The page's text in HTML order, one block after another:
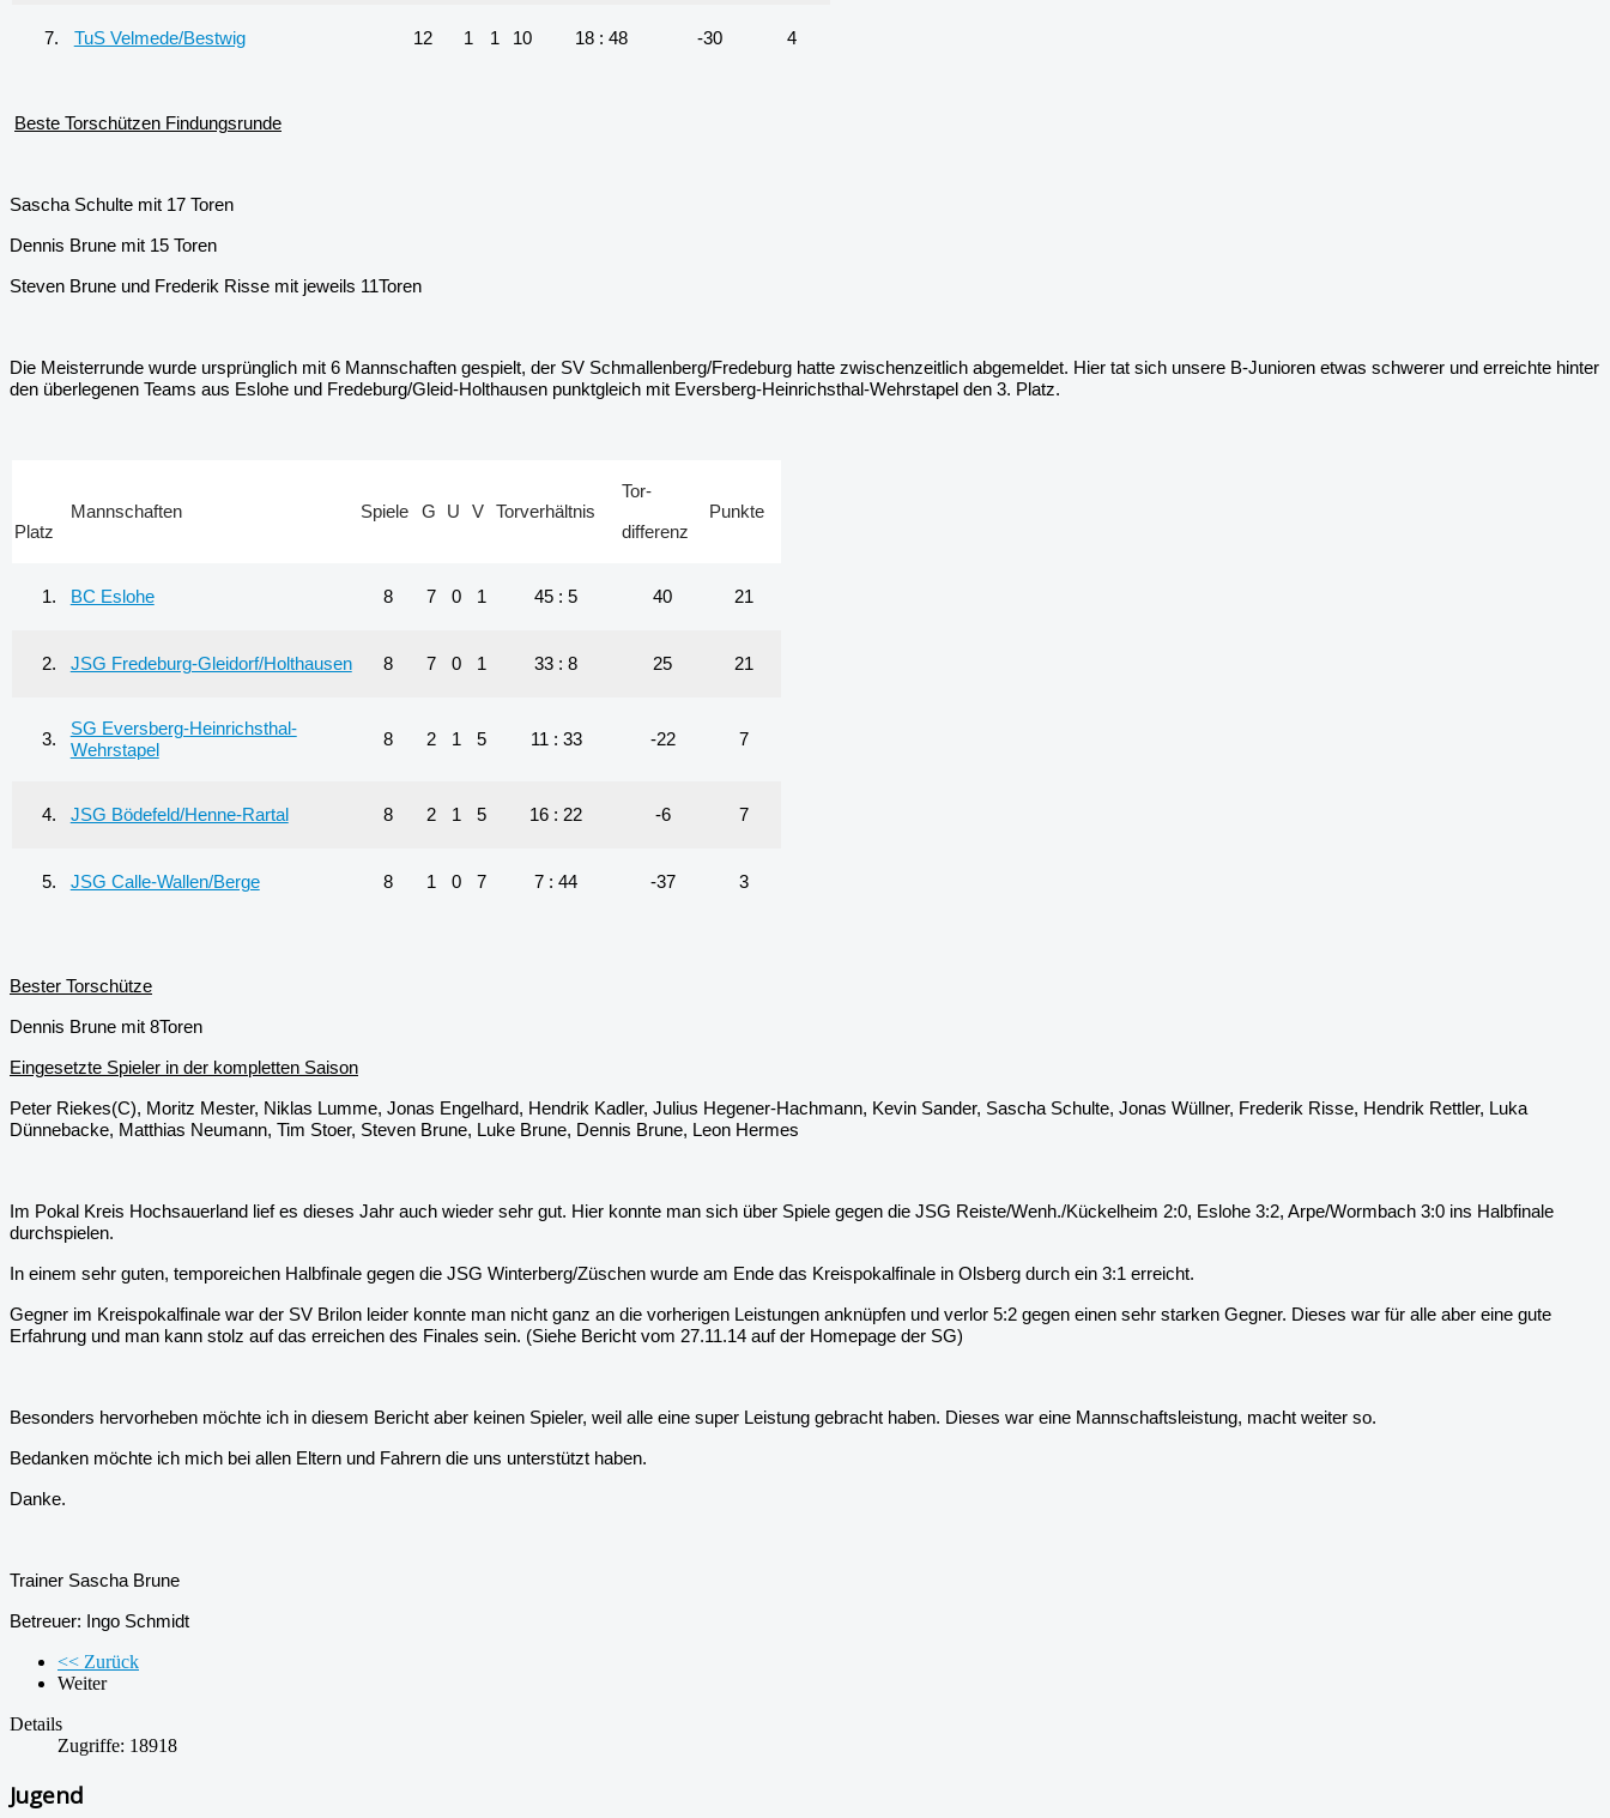
7. TuS Velmede/Bestwig 12 1 1 10 18 : 48 -30 4
Beste Torschützen Findungsrunde
Sascha Schulte mit 17 Toren
Dennis Brune mit 15 Toren
Steven Brune und Frederik Risse mit jeweils 11Toren
Die Meisterrunde wurde ursprünglich mit 6 Mannschaften gespielt, der SV Schmallenberg/Fredeburg hatte zwischenzeitlich abgemeldet. Hier tat sich unsere B-Junioren etwas schwerer und erreichte hinter
den überlegenen Teams aus Eslohe und Fredeburg/Gleid-Holthausen punktgleich mit Eversberg-Heinrichsthal-Wehrstapel den 3. Platz.
Platz
Mannschaften Spiele G U V Torverhältnis
Tor-
differenz
Punkte
1. BC Eslohe 8 7 0 1 45 : 5 40 21
2. JSG Fredeburg-Gleidorf/Holthausen 8 7 0 1 33 : 8 25 21
3.
SG Eversberg-Heinrichsthal-
Wehrstapel
8 2 1 5 11 : 33 -22 7
4. JSG Bödefeld/Henne-Rartal 8 2 1 5 16 : 22 -6 7
5. JSG Calle-Wallen/Berge 8 1 0 7 7 : 44 -37 3
Bester Torschütze
Dennis Brune mit 8Toren
Eingesetzte Spieler in der kompletten Saison
Peter Riekes(C), Moritz Mester, Niklas Lumme, Jonas Engelhard, Hendrik Kadler, Julius Hegener-Hachmann, Kevin Sander, Sascha Schulte, Jonas Wüllner, Frederik Risse, Hendrik Rettler, Luka
Dünnebacke, Matthias Neumann, Tim Stoer, Steven Brune, Luke Brune, Dennis Brune, Leon Hermes
Im Pokal Kreis Hochsauerland lief es dieses Jahr auch wieder sehr gut. Hier konnte man sich über Spiele gegen die JSG Reiste/Wenh./Kückelheim 2:0, Eslohe 3:2, Arpe/Wormbach 3:0 ins Halbfinale
durchspielen.
In einem sehr guten, temporeichen Halbfinale gegen die JSG Winterberg/Züschen wurde am Ende das Kreispokalfinale in Olsberg durch ein 3:1 erreicht.
Gegner im Kreispokalfinale war der SV Brilon leider konnte man nicht ganz an die vorherigen Leistungen anknüpfen und verlor 5:2 gegen einen sehr starken Gegner. Dieses war für alle aber eine gute
Erfahrung und man kann stolz auf das erreichen des Finales sein. (Siehe Bericht vom 27.11.14 auf der Homepage der SG)
Besonders hervorheben möchte ich in diesem Bericht aber keinen Spieler, weil alle eine super Leistung gebracht haben. Dieses war eine Mannschaftsleistung, macht weiter so.
Bedanken möchte ich mich bei allen Eltern und Fahrern die uns unterstützt haben.
Danke.
Trainer Sascha Brune
Betreuer: Ingo Schmidt
<< Zurück
Weiter
Details
Zugriffe: 18918
Jugend